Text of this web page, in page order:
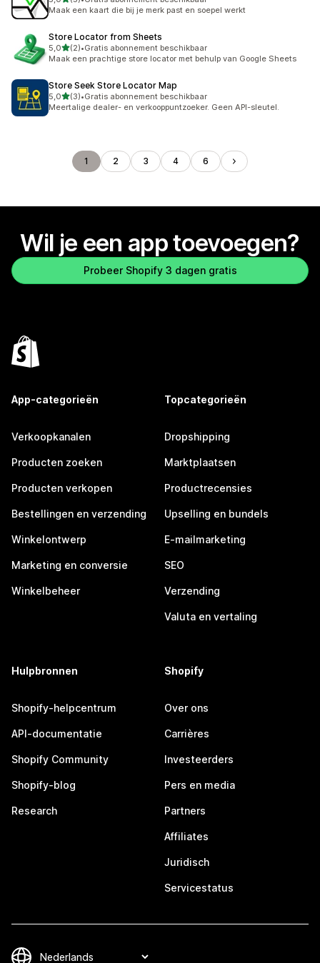
5 recensies in totaal
Maak een kaart die bij je merk past en soepel werkt
Store Locator from Sheets
5,0van 5 sterren
(2)
2 recensies in totaal
•Gratis abonnement beschikbaar
Maak een prachtige store locator met behulp van Google Sheets
Store Seek Store Locator Map
5,0van 5 sterren
(3)
3 recensies in totaal
•Gratis abonnement beschikbaar
Meertalige dealer- en verkooppuntzoeker. Geen API-sleutel.
1 2 3 4 6
Wil je een app toevoegen?
Probeer Shopify 3 dagen gratis
App-categorieën
Verkoopkanalen
Producten zoeken
Producten verkopen
Bestellingen en verzending
Winkelontwerp
Marketing en conversie
Winkelbeheer
Topcategorieën
Dropshipping
Marktplaatsen
Productrecensies
Upselling en bundels
E-mailmarketing
SEO
Verzending
Valuta en vertaling
Hulpbronnen
Shopify-helpcentrum
API-documentatie
Shopify Community
Shopify-blog
Research
Shopify
Over ons
Carrières
Investeerders
Pers en media
Partners
Affiliates
Juridisch
Servicestatus